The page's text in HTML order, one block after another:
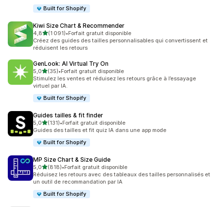
Built for Shopify
Kiwi Size Chart & Recommender
4,8étoile(s) sur 5
(1 091)
1091 avis au total
•Forfait gratuit disponible
Créez des guides des tailles personnalisables qui convertissent et
réduisent les retours
GenLook: AI Virtual Try On
5,0étoile(s) sur 5
(35)
35 avis au total
•Forfait gratuit disponible
Stimulez les ventes et réduisez les retours grâce à l’essayage
virtuel par IA.
Built for Shopify
Guides tailles & fit finder
5,0étoile(s) sur 5
(131)
131 avis au total
•Forfait gratuit disponible
Guides des tailles et fit quiz IA dans une app mode
Built for Shopify
MP Size Chart & Size Guide
5,0étoile(s) sur 5
(818)
818 avis au total
•Forfait gratuit disponible
Réduisez les retours avec des tableaux des tailles personnalisés et
un outil de recommandation par IA
Built for Shopify